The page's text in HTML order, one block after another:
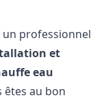
un professionnel
et
eau
êtes au bon